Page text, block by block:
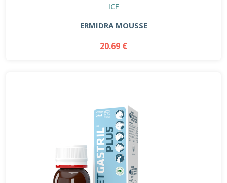
ICF
ERMIDRA MOUSSE
20.69 €